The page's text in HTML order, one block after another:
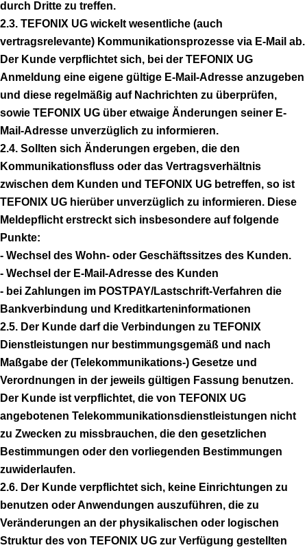
durch Dritte zu treffen.
2.3. TEFONIX UG wickelt wesentliche (auch
vertragsrelevante) Kommunikationsprozesse via E-Mail ab.
Der Kunde verpflichtet sich, bei der TEFONIX UG
Anmeldung eine eigene gültige E-Mail-Adresse anzugeben
und diese regelmäßig auf Nachrichten zu überprüfen,
sowie TEFONIX UG über etwaige Änderungen seiner E-
Mail-Adresse unverzüglich zu informieren.
2.4. Sollten sich Änderungen ergeben, die den
Kommunikationsfluss oder das Vertragsverhältnis
zwischen dem Kunden und TEFONIX UG betreffen, so ist
TEFONIX UG hierüber unverzüglich zu informieren. Diese
Meldepflicht erstreckt sich insbesondere auf folgende
Punkte:
- Wechsel des Wohn- oder Geschäftssitzes des Kunden.
- Wechsel der E-Mail-Adresse des Kunden
- bei Zahlungen im POSTPAY/Lastschrift-Verfahren die
Bankverbindung und Kreditkarteninformationen
2.5. Der Kunde darf die Verbindungen zu TEFONIX
Dienstleistungen nur bestimmungsgemäß und nach
Maßgabe der (Telekommunikations-) Gesetze und
Verordnungen in der jeweils gültigen Fassung benutzen.
Der Kunde ist verpflichtet, die von TEFONIX UG
angebotenen Telekommunikationsdienstleistungen nicht
zu Zwecken zu missbrauchen, die den gesetzlichen
Bestimmungen oder den vorliegenden Bestimmungen
zuwiderlaufen.
2.6. Der Kunde verpflichtet sich, keine Einrichtungen zu
benutzen oder Anwendungen auszuführen, die zu
Veränderungen an der physikalischen oder logischen
Struktur des von TEFONIX UG zur Verfügung gestellten